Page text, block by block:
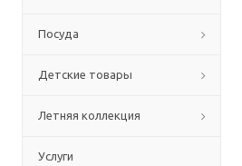
Посуда
Детские товары
Летняя коллекция
Услуги